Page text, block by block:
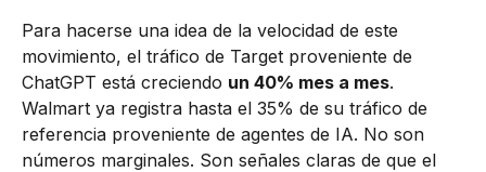
Para hacerse una idea de la velocidad de este
movimiento, el tráfico de Target proveniente de
ChatGPT está creciendo un 40% mes a mes.
Walmart ya registra hasta el 35% de su tráfico de
referencia proveniente de agentes de IA. No son
números marginales. Son señales claras de que el